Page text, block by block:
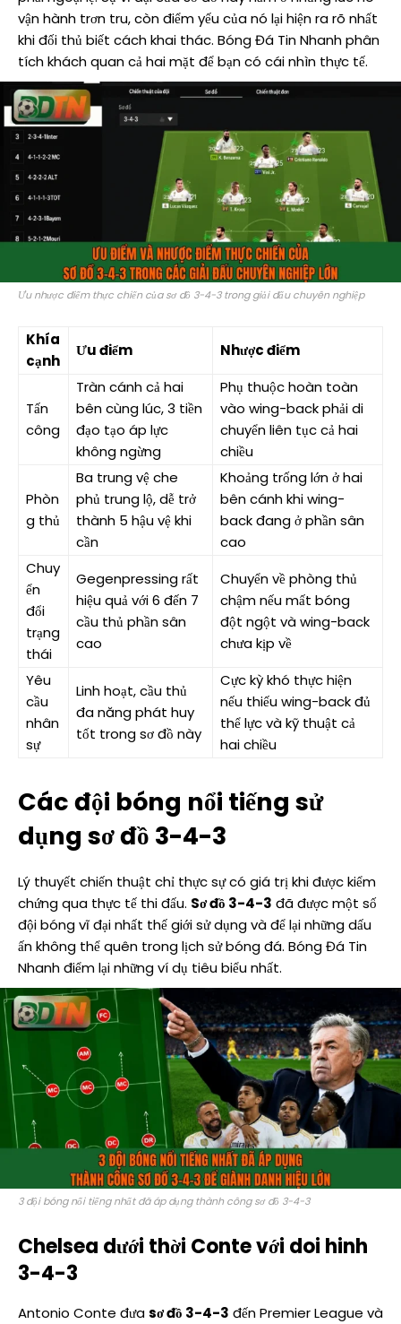
vận hành trơn tru, còn điểm yếu của nó lại hiện ra rõ nhất
khi đối thủ biết cách khai thác. Bóng Đá Tin Nhanh phân
tích khách quan cả hai mặt để bạn có cái nhìn thực tế.
Ưu nhược điểm thực chiến của sơ đồ 3-4-3 trong giải đấu chuyên nghiệp
Khía
cạnh
Ưu điểm Nhược điểm
Tấn
công
Tràn cánh cả hai
bên cùng lúc, 3 tiền
đạo tạo áp lực
không ngừng
Phụ thuộc hoàn toàn
vào wing-back phải di
chuyển liên tục cả hai
chiều
Phòn
g thủ
Ba trung vệ che
phủ trung lộ, dễ trở
thành 5 hậu vệ khi
cần
Khoảng trống lớn ở hai
bên cánh khi wing-
back đang ở phần sân
cao
Chuy
ển
đổi
trạng
thái
Gegenpressing rất
hiệu quả với 6 đến 7
cầu thủ phần sân
cao
Chuyển về phòng thủ
chậm nếu mất bóng
đột ngột và wing-back
chưa kịp về
Yêu
cầu
nhân
sự
Linh hoạt, cầu thủ
đa năng phát huy
tốt trong sơ đồ này
Cực kỳ khó thực hiện
nếu thiếu wing-back đủ
thể lực và kỹ thuật cả
hai chiều
Các đội bóng nổi tiếng sử
dụng sơ đồ 3-4-3
Lý thuyết chiến thuật chỉ thực sự có giá trị khi được kiểm
chứng qua thực tế thi đấu. Sơ đồ 3-4-3 đã được một số
đội bóng vĩ đại nhất thế giới sử dụng và để lại những dấu
ấn không thể quên trong lịch sử bóng đá. Bóng Đá Tin
Nhanh điểm lại những ví dụ tiêu biểu nhất.
3 đội bóng nổi tiếng nhất đã áp dụng thành công sơ đồ 3-4-3
Chelsea dưới thời Conte với doi hinh
3-4-3
Antonio Conte đưasơ đồ 3-4-3 đến Premier League và